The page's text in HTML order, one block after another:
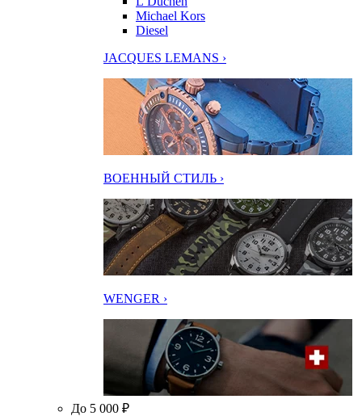
Michael Kors
Diesel
JACQUES LEMANS ›
ВОЕННЫЙ СТИЛЬ ›
WENGER ›
До 5 000 ₽